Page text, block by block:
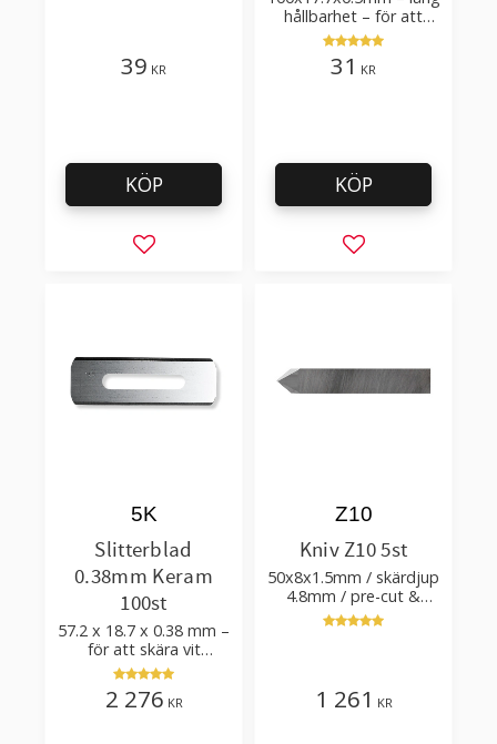
39 KR
Lägg till i favoriter
KÖP
hållbarhet – för att
skära kartong, tapet
och golvmaterial
31 KR
Lägg till i
KÖP
Slitterblad
0.38mm Keram
100st
57.2 x 18.7 x 0.38 mm –
för att skära vit
plastfilm med tillsatser
5K
2 276 KR
Kniv Z10 5st
50x8x1.5mm / skärdjup
4.8mm / pre-cut &
post-cut 0.84xTm /
skärvinkel 50°
Z10
1 261 KR